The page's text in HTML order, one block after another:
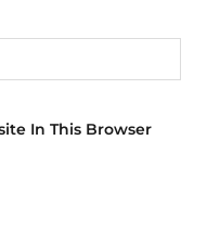
In This Browser